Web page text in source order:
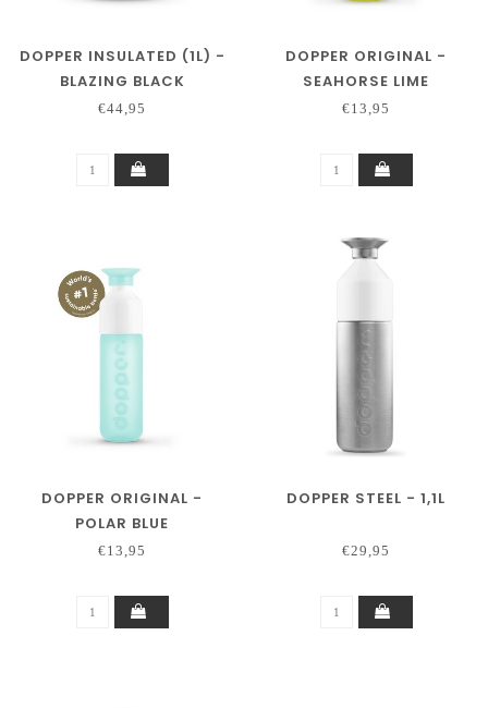
DOPPER INSULATED (1L) -
BLAZING BLACK
€44,95
DOPPER ORIGINAL -
SEAHORSE LIME
€13,95
DOPPER ORIGINAL -
POLAR BLUE
€13,95
DOPPER STEEL - 1,1L
€29,95